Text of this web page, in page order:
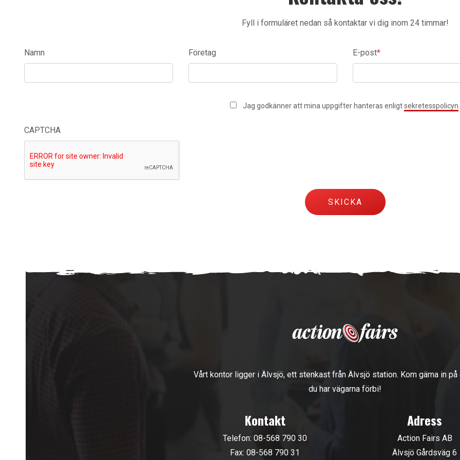
Fyll i formuläret nedan så kontaktar vi dig inom 24 timmar!
Namn Företag E-post*
Jag godkänner att mina uppgifter hanteras enligtsekretesspolicyn
CAPTCHA
Vårt kontor ligger i Älvsjö, ett stenkast från Älvsjö station. Kom gärna in på
du har vägarna förbi!
Kontakt
Telefon:08-568 790 30
Fax: 08-568 790 31
Adress
Action Fairs AB
Älvsjö Gårdsväg 6